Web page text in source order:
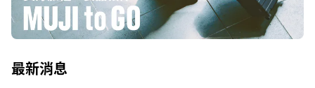
最新消息